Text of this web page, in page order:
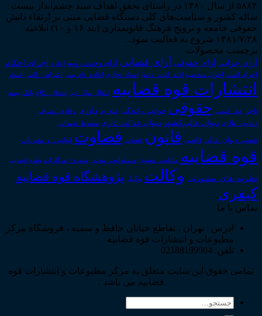
۵۸۸۴ از سال ۱۳۸۰ در راستای تحقق اهداف سند چشم‌انداز بیست
ساله کشور و سیاست‌های کلی دستگاه قضایی مبنی بر ارتقاء دانش
حقوقی جامعه و ترویج فرهنگ قانونمداری (بند ۱۶ و ۱۰) ابلاغیه
۱۳۸۱/۷/۲۸ شروع به فعالیت نمود...
برچسب محصولات
آرای جزایی آرای حقوقی آرای قضایی آرای وحدت رویه اجاره اجرای احکام
اجرای اسناد احوال شخصیه ادله_اثبات_دعوا اسناد_تجاری اعاده_دادرسی اعتراض_ثالث اعسار
انتشارات قوه قضاییه انتقال_مال_غیر انحلال_نکاح بانک بیمه
تاجر حق_کسب حقوقی حوادث_رانندگی خلع_ید داوری دعاوی_تصرف
دعاوی_طاری دیوان عالی کشور دیوان عدالت اداری سقوط_تعهدات
شعب_دیوان_عالی قاضی قانون قضات قضاوت قوانین_و_مقررات
قوه قضاییه مالکیت_معنوی مسئولیت_مدنی مشروح مذاکرات نظام قضایی
نظریه_های_مشورتی وکالت وکیل پژوهشگاه قوه قضاییه
کیفری
تماس با ما
آدرس : تهران ، تقاطع خیابان حافظ و سمیه ، فروشگاه مرکز
مطبوعات و انتشارات قوه قضاییه
تلفن: 02188199904
تمامی حقوق این سایت متعلق به مرکز مطبوعات و انتشارات قوه
قضاییه می باشد .
جستجو